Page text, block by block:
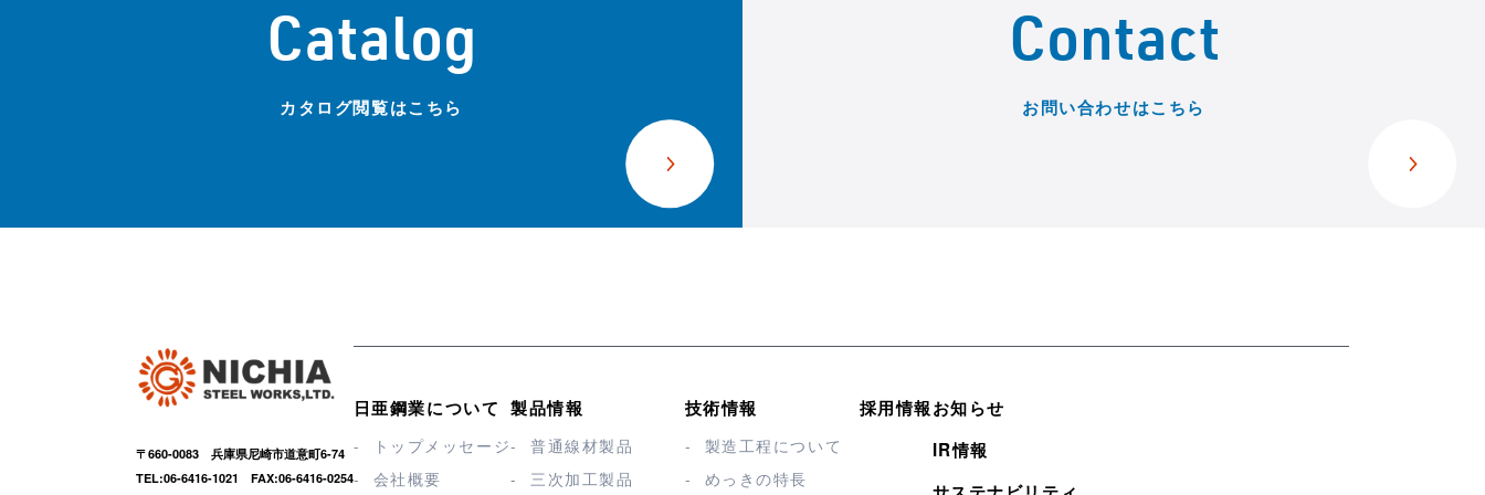
Catalog
カタログ閲覧はこちら
Contact
お問い合わせはこちら
〒660-0083 兵庫県尼崎市道意町6-74
TEL:06-6416-1021 FAX:06-6416-0254
日亜鋼業について
トップメッセージ
会社概要
製品情報
普通線材製品
三次加工製品
技術情報
製造工程について
めっきの特長
採用情報お知らせ
IR情報